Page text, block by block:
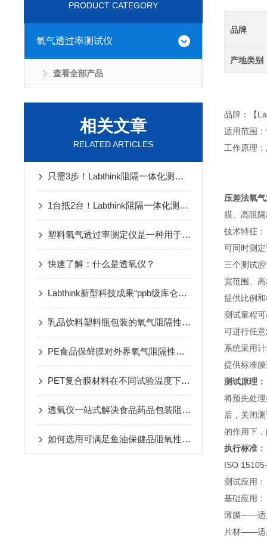
PRODUCT CATEGORY
氧气透过率测试仪
查看全部产品
相关文章
RELATED ARTICLES
只需3步！Labthink阻隔一体化测试仪器选型指南
1台抵2台！Labthink阻隔一体化测试仪器家族重磅发布
塑料氧气透过率测定仪是一种用于测量塑料材料对氧气渗透能力的设备
快速了解：什么是透氧仪？
Labthink新型科技成果“ppb级库仑氧传感器”精准助力透氧测试仪
乳品饮料塑料瓶包装的氧气阻隔性能测试方法
PE食品保鲜膜对外界氧气阻隔性能的测试方案
PET复合膜材料在不同试验温度下的氧气透过率测试与分析
透氧仪一站式解决食品药品包装阻氧性能质量问题
如何选用可满足鱼油保健品阻氧性要求的塑料包装容器
品牌
产地类别
品牌：【
适用范围
工作原理
压差法氧
膜、高阻
技术特征：
可同时测
三个测试
宽范围、
提供比例
测试量程
可进行任
系统采用
提供标准
测试原理：
将预先处
后，关闭
的作用下
执行标准：
ISO
测试应用：
基础应用：
薄膜——适
片材——适